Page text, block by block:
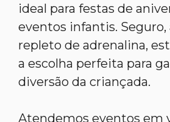
ideal para festas de
eventos infantis. Seguro,
repleto de adrenalina,
a escolha perfeita para
diversão da criançada.
Atendemos eventos em